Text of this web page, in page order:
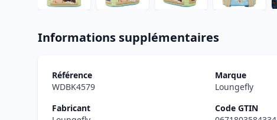
Informations supplémentaires
Référence
WDBK4579
Marque
Loungefly
Fabricant
Code GTIN